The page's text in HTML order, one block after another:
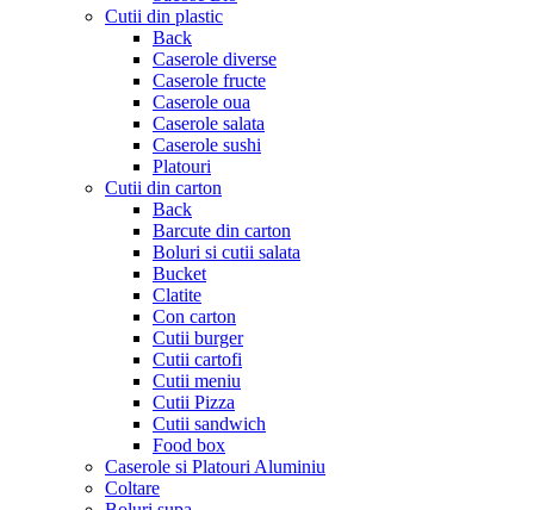
Cutii din plastic
Back
Caserole diverse
Caserole fructe
Caserole oua
Caserole salata
Caserole sushi
Platouri
Cutii din carton
Back
Barcute din carton
Boluri si cutii salata
Bucket
Clatite
Con carton
Cutii burger
Cutii cartofi
Cutii meniu
Cutii Pizza
Cutii sandwich
Food box
Caserole si Platouri Aluminiu
Coltare